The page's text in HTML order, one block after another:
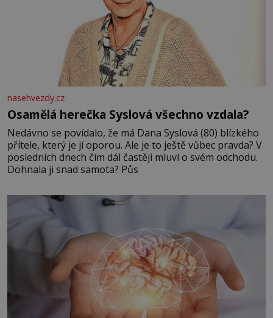
nasehvezdy.cz
Osamělá herečka Syslová všechno vzdala?
Nedávno se povídalo, že má Dana Syslová (80) blízkého
přítele, který je jí oporou. Ale je to ještě vůbec pravda? V
posledních dnech čím dál častěji mluví o svém odchodu.
Dohnala ji snad samota? Půs